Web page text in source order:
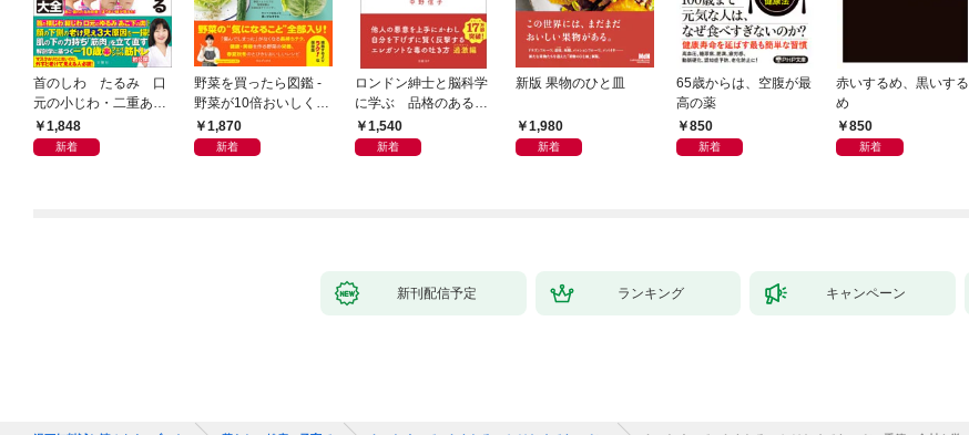
首のしわ たるみ 口
元の小じわ・二重あ
ご 何歳からでもここ
まで若くなる！ 名医
1,848
新着
野菜を買ったら図鑑 -
野菜が10倍おいしくな
る保存法と64のレシピ
-
1,870
新着
ロンドン紳士と脳科学
に学ぶ 品格のあるマ
ウントのとり方
1,540
新着
新版 果物のひと皿
1,980
新着
65歳からは、空腹が最
高の薬
850
新着
赤いするめ、黒いする
め
850
新着
新刊配信予定 ランキング キャンペーン